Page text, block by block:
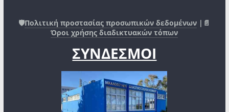
🛡️Πολιτική προστασίας προσωπικών δεδομένων |📄
Όροι χρήσης διαδικτυακών τόπων
ΣΥΝΔΕΣΜΟΙ